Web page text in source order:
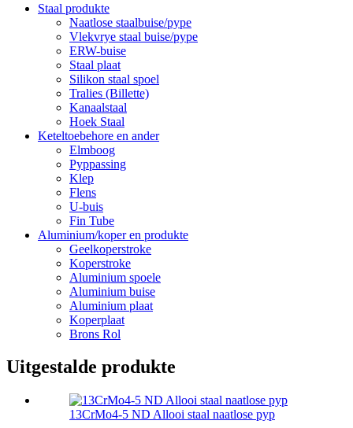
Staal produkte
Naatlose staalbuise/pype
Vlekvrye staal buise/pype
ERW-buise
Staal plaat
Silikon staal spoel
Tralies (Billette)
Kanaalstaal
Hoek Staal
Keteltoebehore en ander
Elmboog
Pyppassing
Klep
Flens
U-buis
Fin Tube
Aluminium/koper en produkte
Geelkoperstroke
Koperstroke
Aluminium spoele
Aluminium buise
Aluminium plaat
Koperplaat
Brons Rol
Uitgestalde produkte
13CrMo4-5 ND Allooi staal naatlose pyp